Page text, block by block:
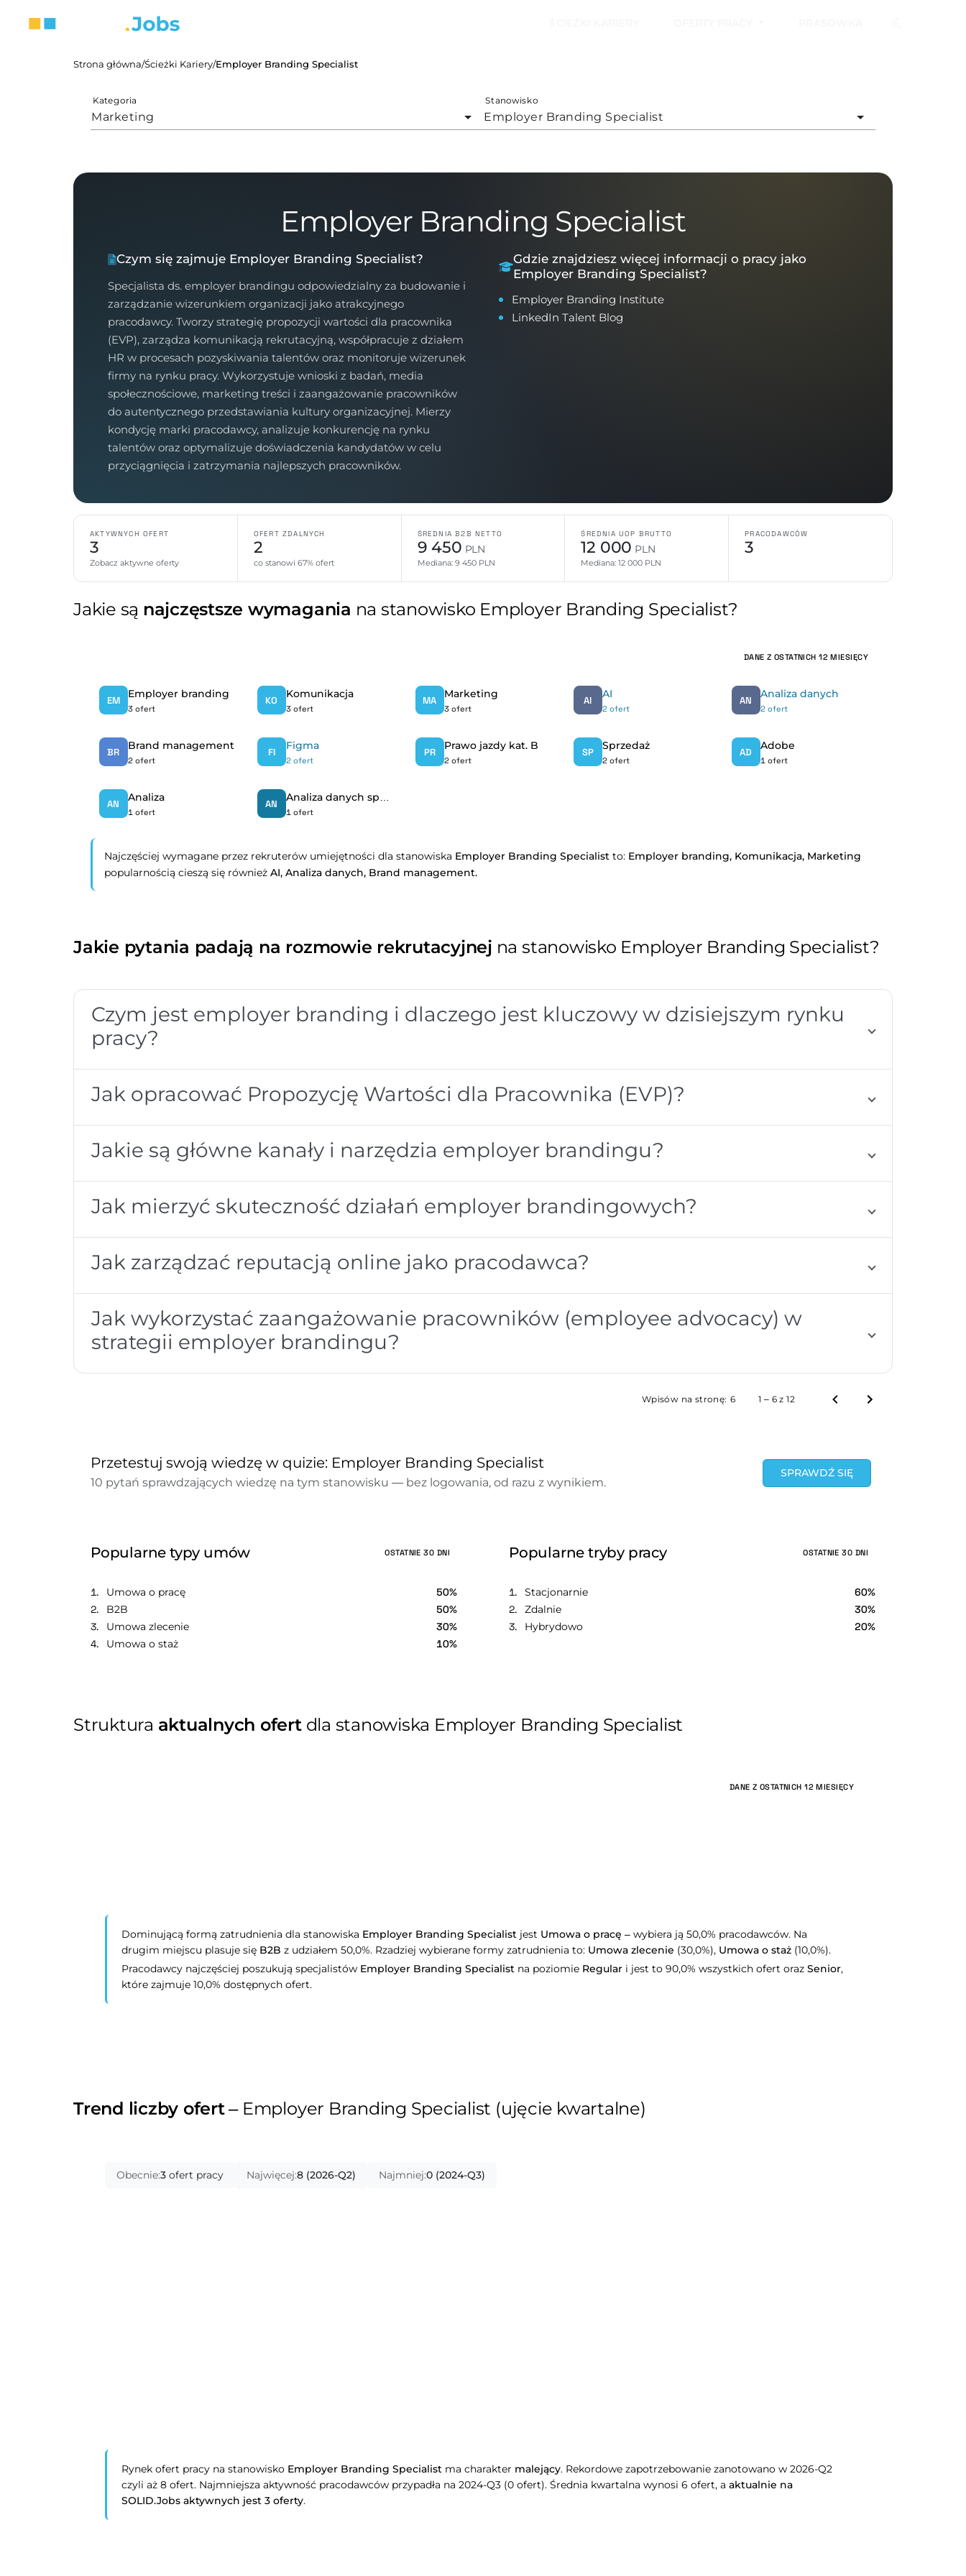
Strona główna/Ścieżki Kariery/Employer Branding Specialist
Kategoria
Marketing
Stanowisko
Employer Branding Specialist
Employer Branding Specialist
Czym się zajmuje Employer Branding Specialist?
Specjalista ds. employer brandingu odpowiedzialny za budowanie i
zarządzanie wizerunkiem organizacji jako atrakcyjnego
pracodawcy. Tworzy strategię propozycji wartości dla pracownika
(EVP), zarządza komunikacją rekrutacyjną, współpracuje z działem
HR w procesach pozyskiwania talentów oraz monitoruje wizerunek
firmy na rynku pracy. Wykorzystuje wnioski z badań, media
społecznościowe, marketing treści i zaangażowanie pracowników
do autentycznego przedstawiania kultury organizacyjnej. Mierzy
kondycję marki pracodawcy, analizuje konkurencję na rynku
talentów oraz optymalizuje doświadczenia kandydatów w celu
przyciągnięcia i zatrzymania najlepszych pracowników.
Gdzie znajdziesz więcej informacji o pracy jako
Employer Branding Specialist?
Employer Branding Institute
LinkedIn Talent Blog
AKTYWNYCH OFERT
3
Zobacz aktywne oferty
OFERT ZDALNYCH
2
co stanowi 67% ofert
ŚREDNIA B2B NETTO
9 450 PLN
Mediana: 9 450 PLN
ŚREDNIA UOP BRUTTO
12 000 PLN
Mediana: 12 000 PLN
PRACODAWCÓW
3
Jakie są najczęstsze wymagania na stanowisko Employer Branding Specialist?
DANE Z OSTATNICH 12 MIESIĘCY
EM
Employer branding
3 ofert
KO
Komunikacja
3 ofert
MA
Marketing
3 ofert
AI
AI
2 ofert
AN
Analiza danych
2 ofert
BR
Brand management
2 ofert
FI
Figma
2 ofert
PR
Prawo jazdy kat. B
2 ofert
SP
Sprzedaż
2 ofert
AD
Adobe
1 ofert
AN
Analiza
1 ofert
AN
1 ofert
Najczęściej wymagane przez rekruterów umiejętności dla stanowiska Employer Branding Specialist to: Employer branding, Komunikacja, Marketing
popularnością cieszą się również AI, Analiza danych, Brand management.
Jakie pytania padają na rozmowie rekrutacyjnej na stanowisko Employer Branding Specialist?
Czym jest employer branding i dlaczego jest kluczowy w dzisiejszym rynku
pracy?
Jak opracować Propozycję Wartości dla Pracownika (EVP)?
Jakie są główne kanały i narzędzia employer brandingu?
Jak mierzyć skuteczność działań employer brandingowych?
Jak zarządzać reputacją online jako pracodawca?
Jak wykorzystać zaangażowanie pracowników (employee advocacy) w
strategii employer brandingu?
Wpisów na stronę: 6 1 – 6 z 12
Przetestuj swoją wiedzę w quizie: Employer Branding Specialist
10 pytań sprawdzających wiedzę na tym stanowisku — bez logowania, od razu z wynikiem.
SPRAWDŹ SIĘ
Popularne typy umów OSTATNIE 30 DNI
Umowa o pracę
50%
B2B
50%
Umowa zlecenie
30%
Umowa o staż
10%
Popularne tryby pracy OSTATNIE 30 DNI
Stacjonarnie
60%
Zdalnie
30%
Hybrydowo
20%
Struktura aktualnych ofertdla stanowiska Employer Branding Specialist
DANE Z OSTATNICH 12 MIESIĘCY
Dominującą formą zatrudnienia dla stanowiska Employer Branding Specialist jest Umowa o pracę – wybiera ją 50,0% pracodawców. Na
drugim miejscu plasuje się B2B z udziałem 50,0%. Rzadziej wybierane formy zatrudnienia to: Umowa zlecenie (30,0%), Umowa o staż (10,0%).
Pracodawcy najczęściej poszukują specjalistów Employer Branding Specialist na poziomie Regular i jest to 90,0% wszystkich ofert oraz Senior,
które zajmuje 10,0% dostępnych ofert.
Trend liczby ofert– Employer Branding Specialist (ujęcie kwartalne)
Obecnie:3 ofert pracy Najwięcej:8 (2026-Q2) Najmniej:0 (2024-Q3)
Rynek ofert pracy na stanowisko Employer Branding Specialist ma charakter malejący. Rekordowe zapotrzebowanie zanotowano w 2026-Q2
czyli aż 8 ofert. Najmniejsza aktywność pracodawców przypadła na 2024-Q3 (0 ofert). Średnia kwartalna wynosi 6 ofert, a aktualnie na
SOLID.Jobs aktywnych jest 3 oferty.